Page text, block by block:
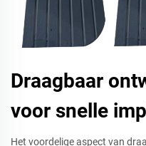
Draagbaar
voor snelle
Het voordelige aspect van